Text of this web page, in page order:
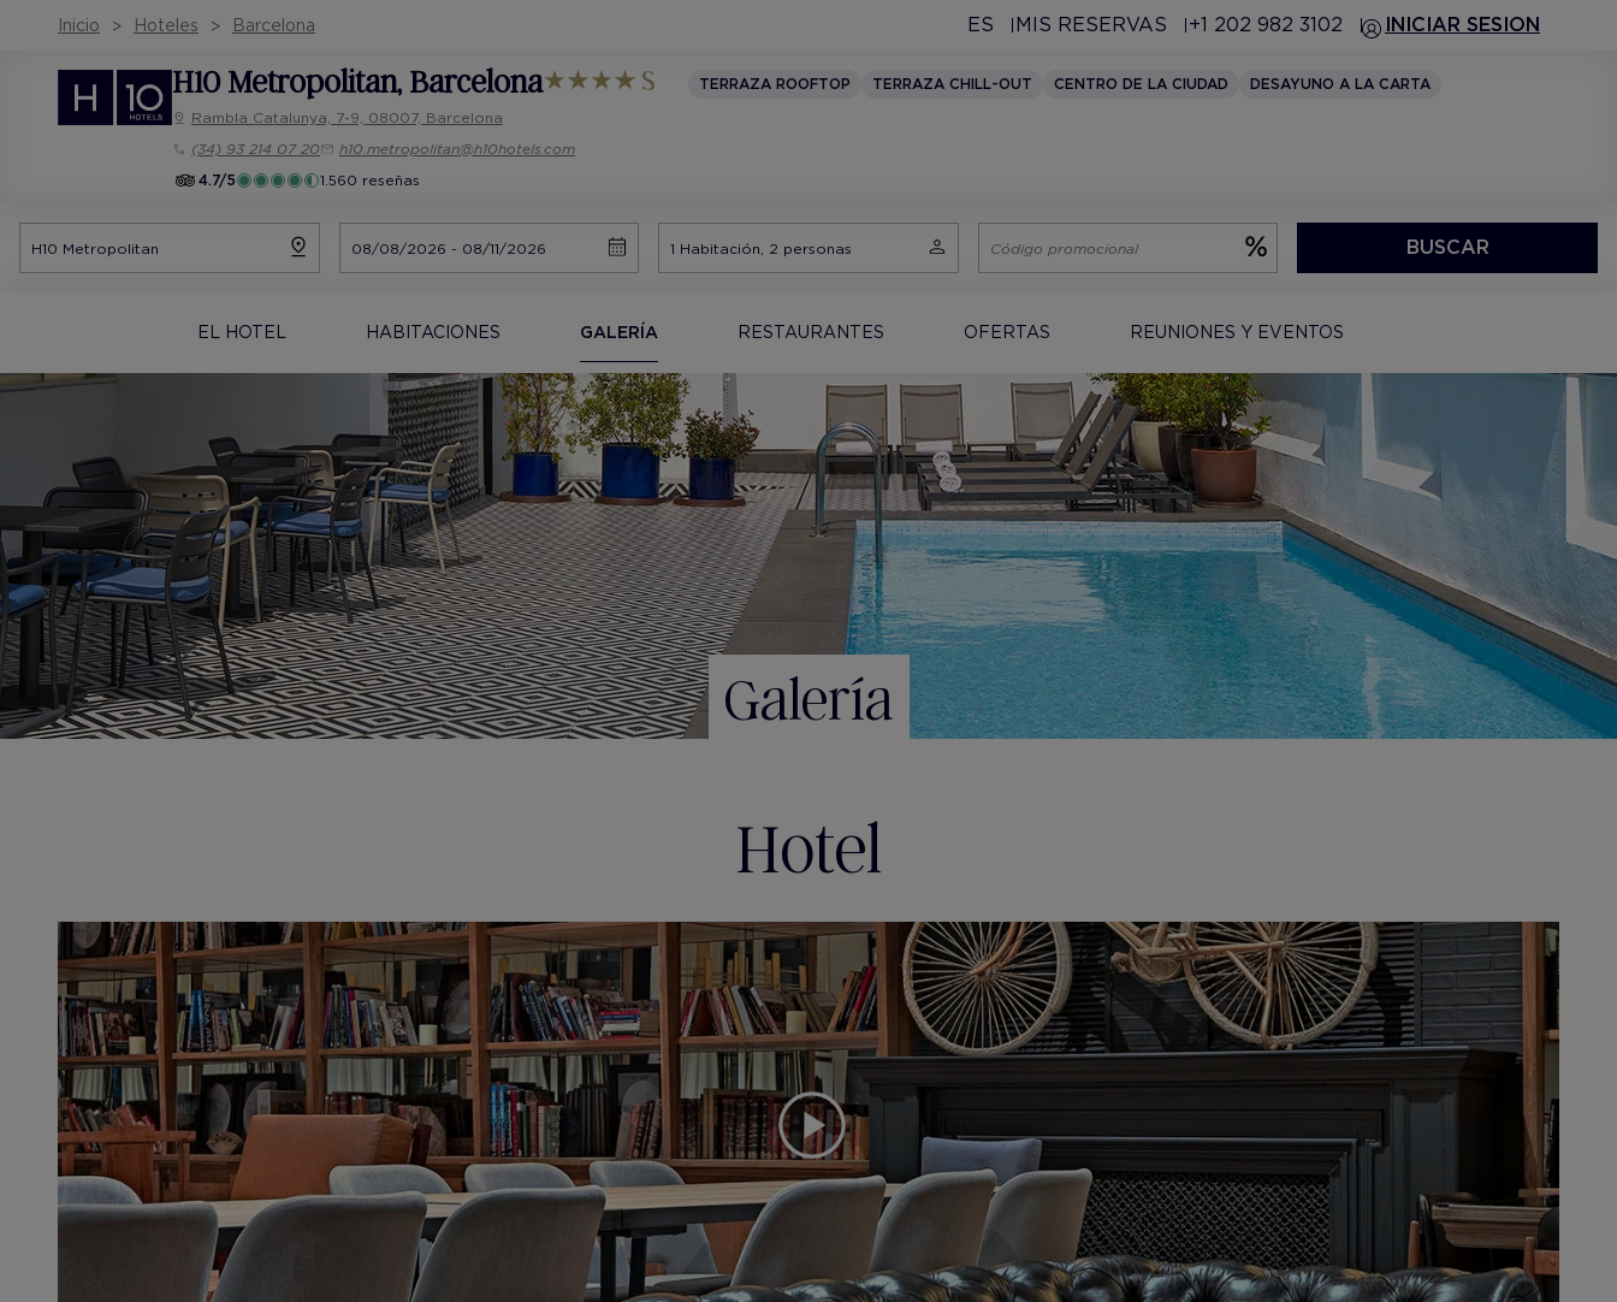
Inicio Hoteles Barcelona ES MIS RESERVAS +1 202 982 3102 INICIAR SESION
H10 Metropolitan, Barcelona TERRAZA ROOFTOP TERRAZA CHILL-OUT CENTRO DE LA CIUDAD
DESAYUNO A LA CARTA
Rambla Catalunya, 7-9, 08007, Barcelona
(34) 93 214 07 20
h10.metropolitan@h10hotels.com
4.7/5
1.560 reseñas
BUSCAR
EL HOTEL HABITACIONES GALERÍA RESTAURANTES OFERTAS REUNIONES Y EVENTOS
Galería
Hotel